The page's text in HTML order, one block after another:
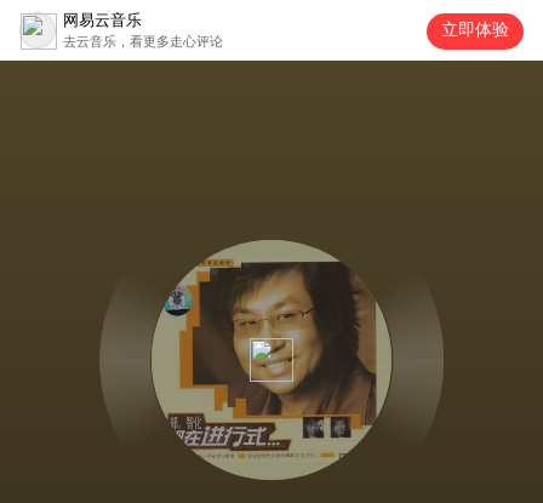
网易云音乐
去云音乐，看更多走心评论
立即体验